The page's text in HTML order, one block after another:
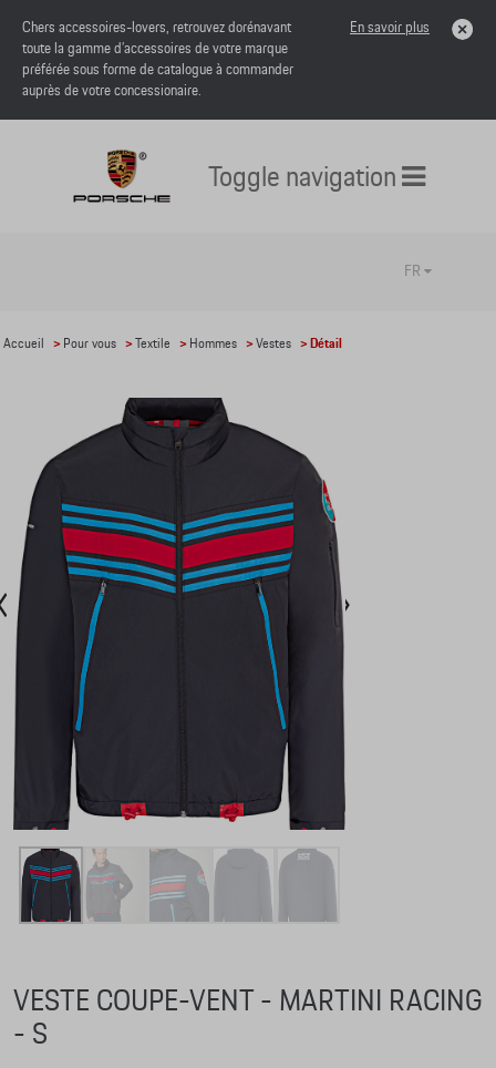
Chers accessoires-lovers, retrouvez dorénavant
toute la gamme d’accessoires de votre marque
préférée sous forme de catalogue à commander
auprès de votre concessionaire.
En savoir plus
Toggle navigation
FR
Accueil > Pour vous >Textile > Hommes >Vestes > Détail
VESTE COUPE-VENT - MARTINI RACING
- S